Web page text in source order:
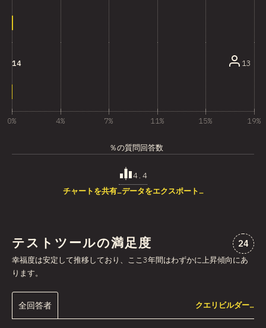
14 13
0% 4% 7% 11% 15% 19%
％の質問回答数
4.4
チャートを共有…データをエクスポート…
テストツールの満足度 “テス
24
幸福度は安定して推移しており、ここ3年間はわずかに上昇傾向にあ
ります。
全回答者 クエリビルダー…